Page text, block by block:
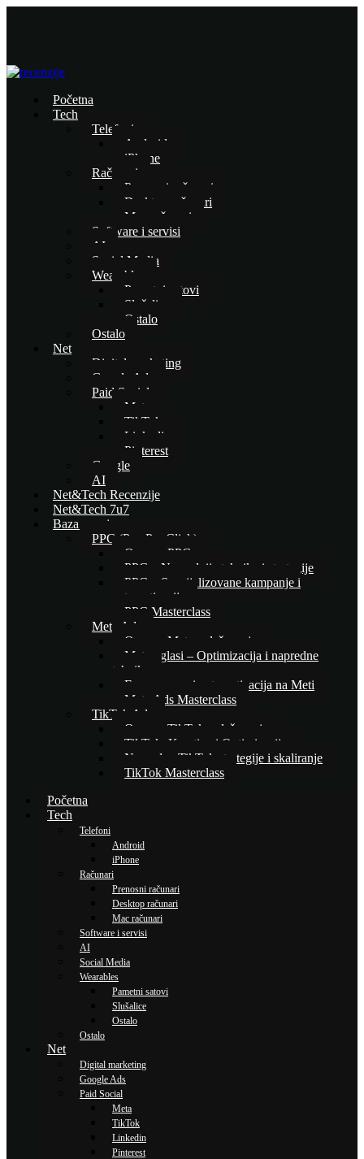
Početna
Tech
Telefoni
Android
iPhone
Računari
Prenosni računari
Desktop računari
Mac računari
Software i servisi
AI
Social Media
Wearables
Pametni satovi
Slušalice
Ostalo
Ostalo
Net
Digital marketing
Google Ads
Paid Social
Meta
TikTok
Linkedin
Pinterest
Google
AI
Net&Tech Recenzije
Net&Tech 7u7
Baza znanja
PPC (Pay Per Click)
Osnove PPC-a
PPC – Naprednije tehnike i strategije
PPC – Specijalizovane kampanje i
automatizacija
PPC Masterclass
Meta Ads
Osnove Meta oglašavanja
Meta oglasi – Optimizacija i napredne
tehnike
E-commerce i automatizacija na Meti
Meta Ads Masterclass
TikTok Ads
Osnove TikTok oglašavanja
TikTok: Kreativa i Optimizacija
Napredne TikTok strategije i skaliranje
TikTok Masterclass
Početna
Tech
Telefoni
Android
iPhone
Računari
Prenosni računari
Desktop računari
Mac računari
Software i servisi
AI
Social Media
Wearables
Pametni satovi
Slušalice
Ostalo
Ostalo
Net
Digital marketing
Google Ads
Paid Social
Meta
TikTok
Linkedin
Pinterest